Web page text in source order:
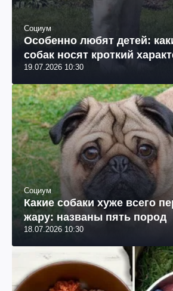
Социум
Особенно любят детей:
собак носят кроткий
19.07.2026 10:30
Социум
Какие собаки хуже всего
жару: названы пять пород
18.07.2026 10:30